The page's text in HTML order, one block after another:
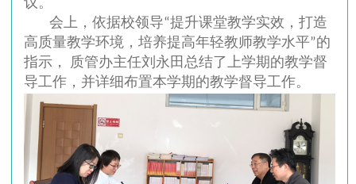
议。
会上，依据校领导“提升课堂教学实效，打造
高质量教学环境，培养提高年轻教师教学水平”的
指示， 质管办主任刘永田总结了上学期的教学督
导工作，并详细布置本学期的教学督导工作。